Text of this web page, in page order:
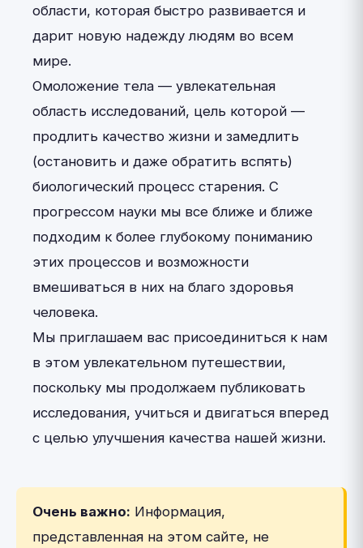
области, которая быстро развивается и
дарит новую надежду людям во всем
мире.
Омоложение тела — увлекательная
область исследований, цель которой —
продлить качество жизни и замедлить
(остановить и даже обратить вспять)
биологический процесс старения. С
прогрессом науки мы все ближе и ближе
подходим к более глубокому пониманию
этих процессов и возможности
вмешиваться в них на благо здоровья
человека.
Мы приглашаем вас присоединиться к нам
в этом увлекательном путешествии,
поскольку мы продолжаем публиковать
исследования, учиться и двигаться вперед
с целью улучшения качества нашей жизни.
Очень важно: Информация,
представленная на этом сайте, не